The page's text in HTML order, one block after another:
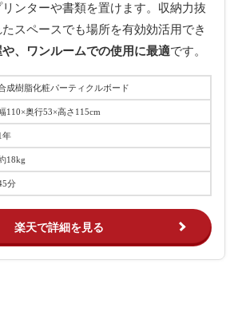
ンターや書類を置けます。収納力抜
スペースでも場所を有効効活用でき
、ワンルームでの使用に最適です。
成樹脂化粧パーティクルボード
110×奥行53×高さ115cm
年
18kg
分
楽天で詳細を見る